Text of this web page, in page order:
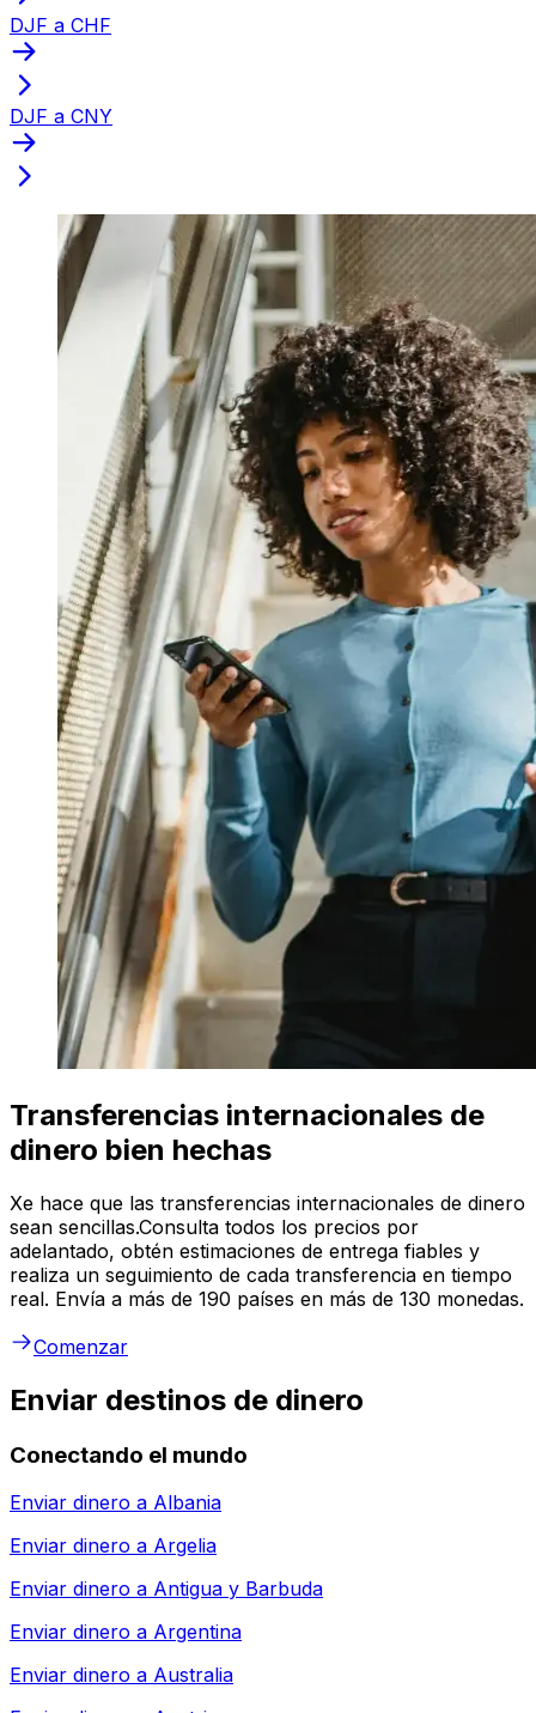
DJF a CHF
DJF a CNY
Transferencias internacionales de
dinero bien hechas
Xe hace que las transferencias internacionales de dinero
sean sencillas.Consulta todos los precios por
adelantado, obtén estimaciones de entrega fiables y
realiza un seguimiento de cada transferencia en tiempo
real. Envía a más de 190 países en más de 130 monedas.
Comenzar
Enviar destinos de dinero
Conectando el mundo
Enviar dinero a Albania
Enviar dinero a Argelia
Enviar dinero a Antigua y Barbuda
Enviar dinero a Argentina
Enviar dinero a Australia